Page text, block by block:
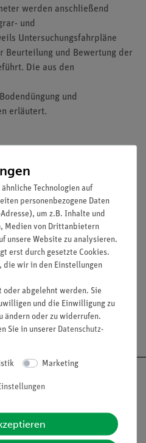
werden anschließend
und
Untersuchungsfahrpläne
Beurteilung und Bewertung der
Die aus den
und
erläutert.
im Wald
des Bodens
Gelände
w, 64 Seiten
ab 300,- €
oben
Technologien auf
personenbezogene Daten
um z.B. Inhalte und
Medien von Drittanbietern
unsere Website zu analysieren.
erst durch gesetzte Cookies.
wir in den Einstellungen
oder abgelehnt werden. Sie
und die Einwilligung zu
ändern oder zu widerrufen.
Sie in unserer Daten­schutz­
Marketing